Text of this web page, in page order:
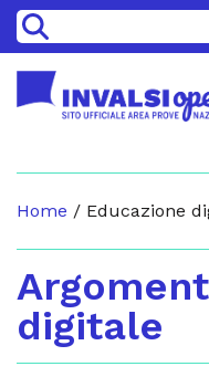
>
Home / Educazione
digitale